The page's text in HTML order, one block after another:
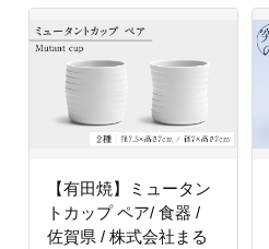
【有田焼】ミュータン
トカップ ペア/ 食器 /
佐賀県 / 株式会社まる